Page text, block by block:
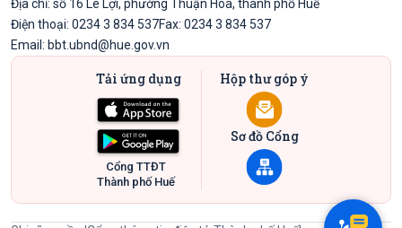
Địa chỉ: số 16 Lê Lợi, phường Thuận Hóa, thành phố Huế
Điện thoại: 0234 3 834 537Fax: 0234 3 834 537
Email: bbt.ubnd@hue.gov.vn
Tải ứng dụng
Cổng TTĐT
Thành phố Huế
Hộp thư góp ý
Sơ đồ Cổng